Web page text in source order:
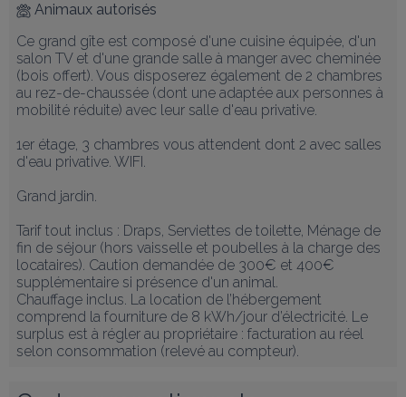
Animaux autorisés
Ce grand gîte est composé d'une cuisine équipée, d'un
salon TV et d'une grande salle à manger avec cheminée
(bois offert). Vous disposerez également de 2 chambres
au rez-de-chaussée (dont une adaptée aux personnes à
mobilité réduite) avec leur salle d'eau privative.
1er étage, 3 chambres vous attendent dont 2 avec salles
d'eau privative. WIFI.
Grand jardin.
Tarif tout inclus : Draps, Serviettes de toilette, Ménage de
fin de séjour (hors vaisselle et poubelles à la charge des
locataires). Caution demandée de 300€ et 400€
supplémentaire si présence d'un animal.
Chauffage inclus. La location de l’hébergement
comprend la fourniture de 8 kWh/jour d’électricité. Le
surplus est à régler au propriétaire : facturation au réel
selon consommation (relevé au compteur).